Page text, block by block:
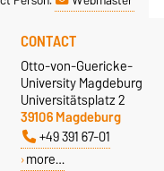
CONTACT
Otto-von-Guericke-
University Magdeburg
Universitätsplatz 2
39106 Magdeburg
+49 391 67-01
more…